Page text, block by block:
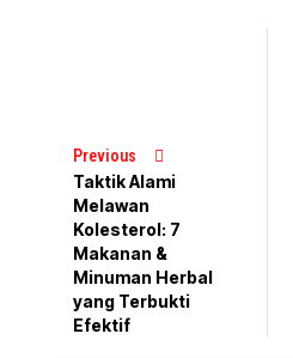
Previous
Taktik Alami
Melawan
Kolesterol: 7
Makanan &
Minuman Herbal
yang Terbukti
Efektif